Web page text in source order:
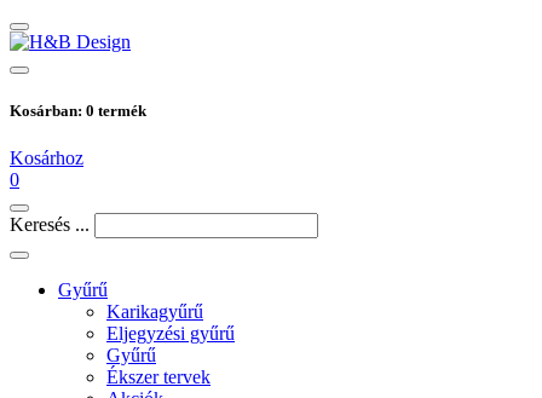
Kosárban: 0 termék
Kosárhoz
0
Keresés ...
Gyűrű
Karikagyűrű
Eljegyzési gyűrű
Gyűrű
Ékszer tervek